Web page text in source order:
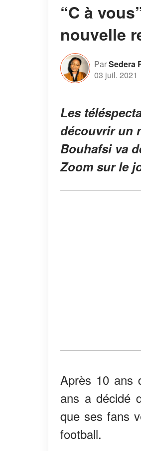
“C à
nouvelle
ParSedera
03 juil. 2021
Les
découvrir un
Bouhafsi va
Zoom sur le
Après 10 ans
ans a décidé
que ses fans
football.